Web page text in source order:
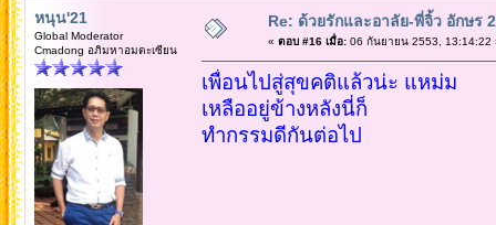
หนุน'21
Global Moderator
Cmadong อภิมหาอมตะเซียน
Re: ด้วยรักและอาลัย-พี่จิ้ว อักษร
« ตอบ #16 เมื่อ:06 กันยายน 2553, 13:14:22
เพื่อนไปสู่สุขคติแล้วน่ะ แหม่ม
เหลืออยู่ข้างหลังนี่ก็
ทำกรรมดีกันต่อไป